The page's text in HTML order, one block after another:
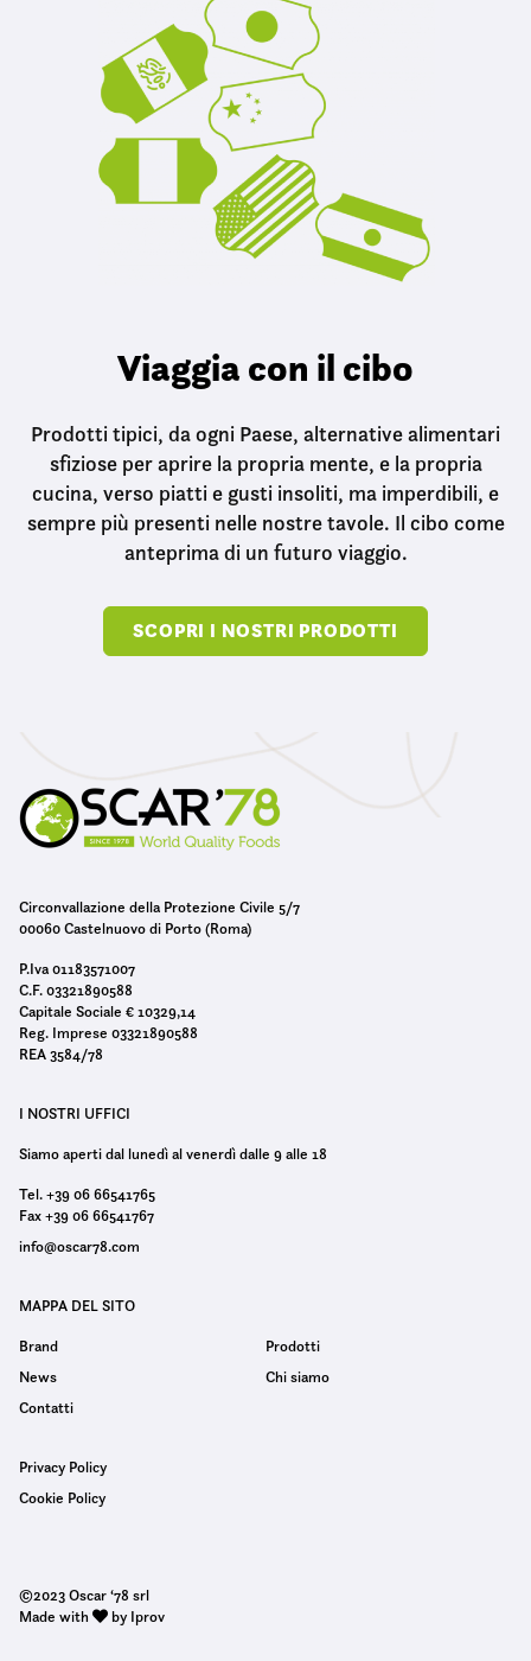
Viaggia con il cibo
Prodotti tipici, da ogni Paese, alternative alimentari
sfiziose per aprire la propria mente, e la propria
cucina, verso piatti e gusti insoliti, ma imperdibili, e
sempre più presenti nelle nostre tavole. Il cibo come
anteprima di un futuro viaggio.
SCOPRI I NOSTRI PRODOTTI
Circonvallazione della Protezione Civile 5/7
00060 Castelnuovo di Porto (Roma)
P.Iva 01183571007
C.F. 03321890588
Capitale Sociale € 10329,14
Reg. Imprese 03321890588
REA 3584/78
I NOSTRI UFFICI
Siamo aperti dal lunedì al venerdì dalle 9 alle 18
Tel. +39 06 66541765
Fax +39 06 66541767
info@oscar78.com
MAPPA DEL SITO
Brand
Prodotti
News
Chi siamo
Contatti
Privacy Policy
Cookie Policy
©2023 Oscar ‘78 srl
Made with
by Iprov